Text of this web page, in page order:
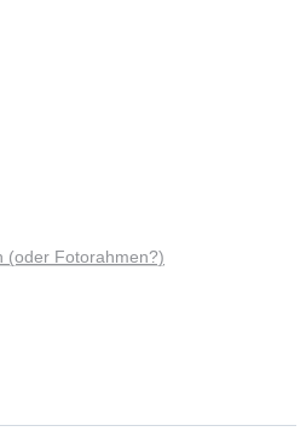
(oder Fotorahmen?)